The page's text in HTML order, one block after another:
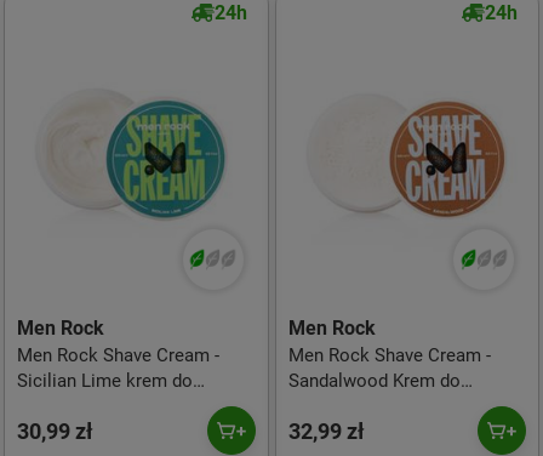
24h
Men Rock
Men Rock Shave Cream -
Sicilian Lime krem do
30,99 zł
24h
Men Rock
Men Rock Shave Cream -
Sandalwood Krem do
32,99 zł